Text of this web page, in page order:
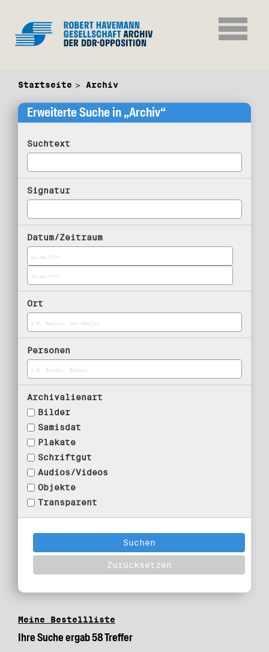
Startseite Archiv
Erweiterte Suche in „Archiv“
Suchtext
Signatur
Datum/Zeitraum
Ort
Personen
Archivalienart
Bilder
Samisdat
Plakate
Schriftgut
Audios/Videos
Objekte
Transparent
Meine Bestellliste
Ihre Suche ergab 58 Treffer